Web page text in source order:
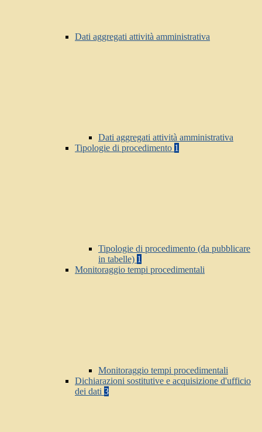
Dati aggregati attività amministrativa
Dati aggregati attività amministrativa
Tipologie di procedimento 1
Tipologie di procedimento (da pubblicare
in tabelle) 1
Monitoraggio tempi procedimentali
Monitoraggio tempi procedimentali
Dichiarazioni sostitutive e acquisizione d'ufficio
dei dati 3